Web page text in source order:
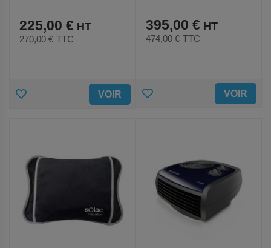
225,00 €
270,00 € TTC
AJOUTER VOIR
395,00 €
474,00 € TTC
AJOUTER VOIR